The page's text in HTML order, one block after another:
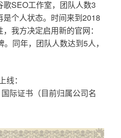
SEO工作室，团队人数3
个人状态。时间来到2018
我方决定启用新的官网：
同年，团队人数达到5人，
：
际证书（目前归属公司名